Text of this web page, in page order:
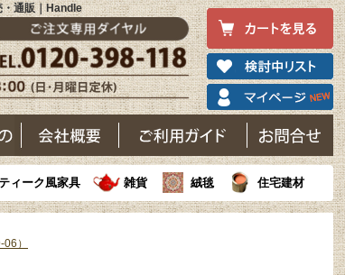
・通販｜Handle
ィーク風家具 雑貨 絨毯 住宅建材
）